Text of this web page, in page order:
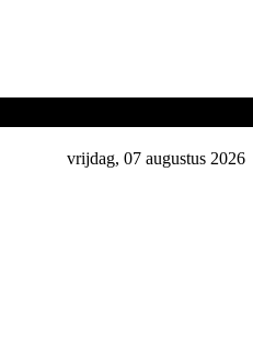
vrijdag, 07 augustus 2026